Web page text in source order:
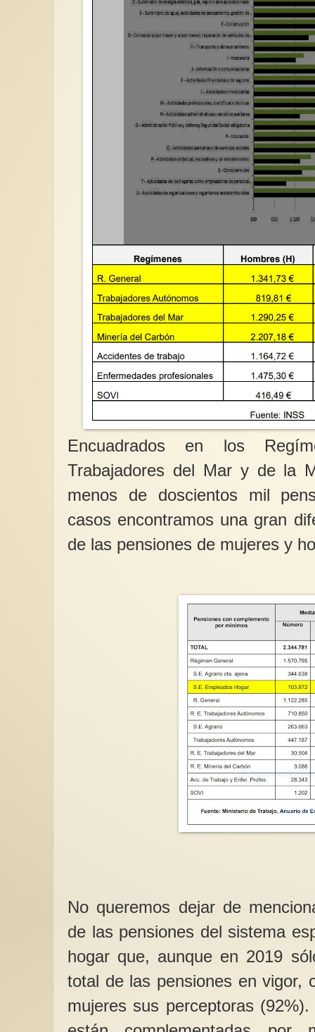
Encuadrados en los
Trabajadores del Mar y de la
menos de doscientos mil
casos encontramos una gran
de las pensiones de mujeres y
No queremos dejar de
de las pensiones del sistema
hogar que, aunque en 2019
total de las pensiones en vigor,
mujeres sus perceptoras